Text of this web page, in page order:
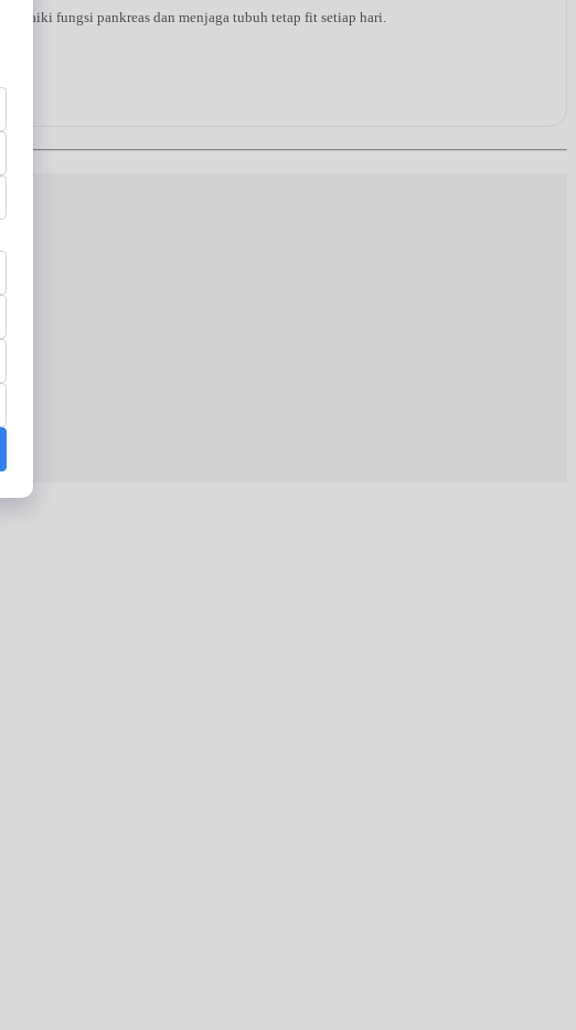
fungsi pankreas dan menjaga tubuh tetap fit setiap hari.